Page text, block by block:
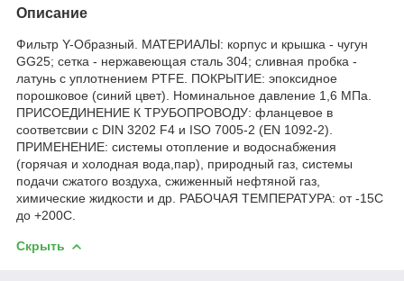
Описание
Фильтр Y-Образный. МАТЕРИАЛЫ: корпус и крышка - чугун
GG25; сетка - нержавеющая сталь 304; сливная пробка -
латунь с уплотнением PTFE. ПОКРЫТИЕ: эпоксидное
порошковое (синий цвет). Номинальное давление 1,6 МПа.
ПРИСОЕДИНЕНИЕ К ТРУБОПРОВОДУ: фланцевое в
соответсвии с DIN 3202 F4 и ISO 7005-2 (EN 1092-2).
ПРИМЕНЕНИЕ: системы отопление и водоснабжения
(горячая и холодная вода,пар), природный газ, системы
подачи сжатого воздуха, сжиженный нефтяной газ,
химические жидкости и др. РАБОЧАЯ ТЕМПЕРАТУРА: от -15С
до +200С.
Скрыть